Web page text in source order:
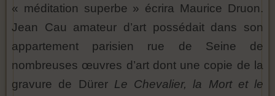
« méditation superbe » écrira Maurice Druon.
Jean Cau amateur d’art possédait dans son
appartement parisien rue de Seine de
nombreuses œuvres d’art dont une copie de la
gravure de Dürer Le Chevalier, la Mort et le